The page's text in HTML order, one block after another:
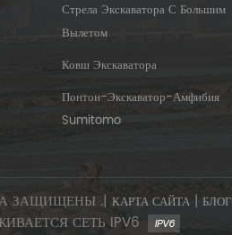
Стрела Экскаватора С Большим
Вылетом
Ковш Экскаватора
Понтон-Экскаватор-Амфибия
Sumitomo
ЗАЩИЩЕНЫ .| КАРТА САЙТА | БЛОГ
СЕТЬ IPV6